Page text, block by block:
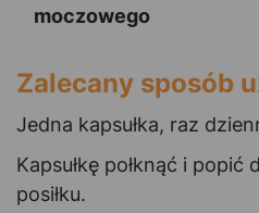
moczowego
Zalecany sposób
Jedna kapsułka, raz
Kapsułkę połknąć i popić
posiłku.